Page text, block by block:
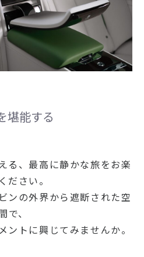
堪能する
る、最高に静かな旅をお楽
ださい。
ンの外界から遮断された空
で、
ントに興じてみませんか。